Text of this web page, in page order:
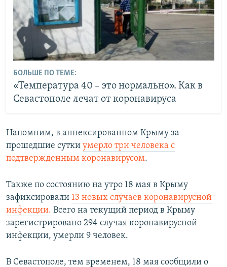
БОЛЬШЕ ПО ТЕМЕ:
«Температура 40 – это нормально». Как в
Севастополе лечат от коронавируса
Напомним, в аннексированном Крыму за
прошедшие сутки умерло три человека с
подтвержденным коронавирусом.
Также по состоянию на утро 18 мая в Крыму
зафиксировали 13 новых случаев коронавирусной
инфекции. Всего на текущий период в Крыму
зарегистрировано 294 случая коронавирусной
инфекции, умерли 9 человек.
В Севастополе, тем временем, 18 мая сообщили о